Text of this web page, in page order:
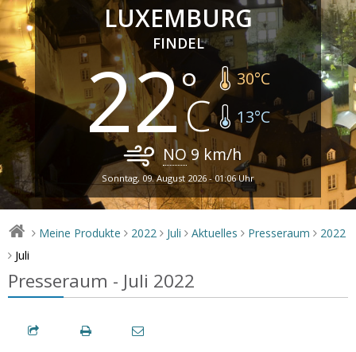
LUXEMBURG
FINDEL
22 30°C
13°C
NO9 km/h
Sonntag, 09. August 2026 - 01:06 Uhr
> Meine Produkte > 2022 > Juli > Aktuelles > Presseraum > 2022
> Juli
Presseraum - Juli 2022